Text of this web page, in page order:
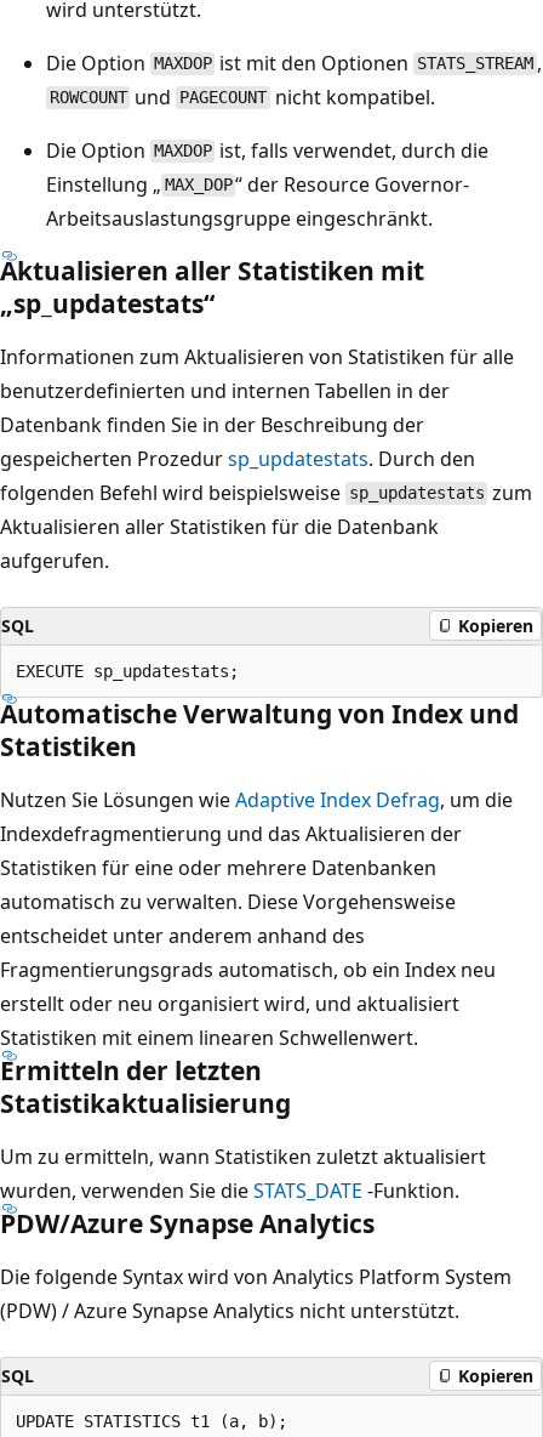
wird unterstützt.
Die Option MAXDOP ist mit den Optionen STATS_STREAM ,
ROWCOUNT und PAGECOUNT nicht kompatibel.
Die Option MAXDOP ist, falls verwendet, durch die
Einstellung „ MAX_DOP“ der Resource Governor-
Arbeitsauslastungsgruppe eingeschränkt.
Aktualisieren aller Statistiken mit
„sp_updatestats“
Informationen zum Aktualisieren von Statistiken für alle
benutzerdefinierten und internen Tabellen in der
Datenbank finden Sie in der Beschreibung der
gespeicherten Prozedursp_updatestats. Durch den
folgenden Befehl wird beispielsweise sp_updatestats zum
Aktualisieren aller Statistiken für die Datenbank
aufgerufen.
SQL Kopieren
Automatische Verwaltung von Index und
Statistiken
Nutzen Sie Lösungen wieAdaptive Index Defrag, um die
Indexdefragmentierung und das Aktualisieren der
Statistiken für eine oder mehrere Datenbanken
automatisch zu verwalten. Diese Vorgehensweise
entscheidet unter anderem anhand des
Fragmentierungsgrads automatisch, ob ein Index neu
erstellt oder neu organisiert wird, und aktualisiert
Statistiken mit einem linearen Schwellenwert.
Ermitteln der letzten
Statistikaktualisierung
Um zu ermitteln, wann Statistiken zuletzt aktualisiert
wurden, verwenden Sie dieSTATS_DATE -Funktion.
PDW/Azure Synapse Analytics
Die folgende Syntax wird von Analytics Platform System
(PDW) / Azure Synapse Analytics nicht unterstützt.
SQL Kopieren